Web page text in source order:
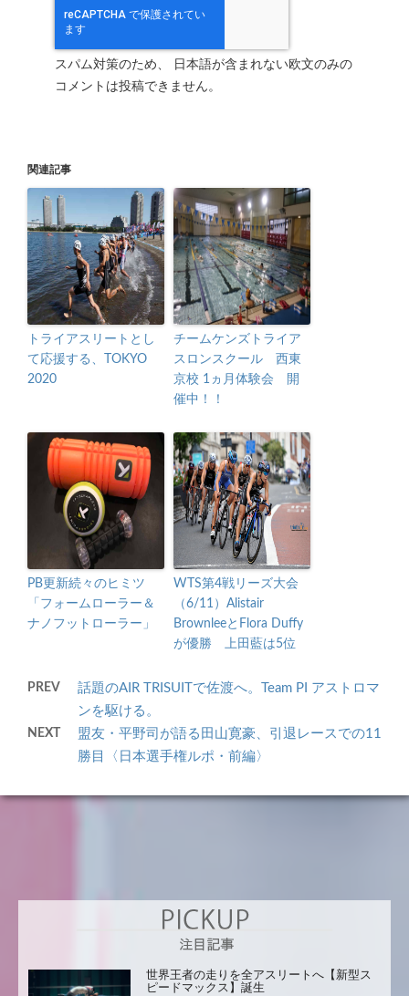
スパム対策のため、 日本語が含まれない欧文のみの
コメントは投稿できません。
関連記事
トライアスリートとし
て応援する、TOKYO
2020
チームケンズトライア
スロンスクール 西東
京校 1ヵ月体験会 開
催中！！
PB更新続々のヒミツ
「フォームローラー＆
ナノフットローラー」
WTS第4戦リーズ大会
（6/11）Alistair
BrownleeとFlora Duffy
が優勝 上田藍は5位
PREV
話題のAIR TRISUITで佐渡へ。Team PI アストロマ
ンを駆ける。
NEXT
盟友・平野司が語る田山寛豪、引退レースでの11
勝目〈日本選手権ルポ・前編〉
世界王者の走りを全アスリートへ【新型ス
ピードマックス】誕生